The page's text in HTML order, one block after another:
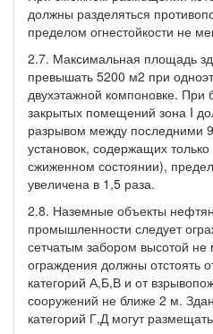
должны разделяться
пределом огнестойкости не
2.7. Максимальная площадь
превышать 5200 м2 при
двухэтажной компоновке.
закрытых помещений зона I
разрывом между последними
установок, содержащих
сжиженном состоянии),
увеличена в 1,5 раза.
2.8. Наземные объекты
промышленности следует
сетчатым забором высотой
ограждения должны отстоять
категорий А,Б,В и от
сооружений не ближе 2 м.
категорий Г,Д могут